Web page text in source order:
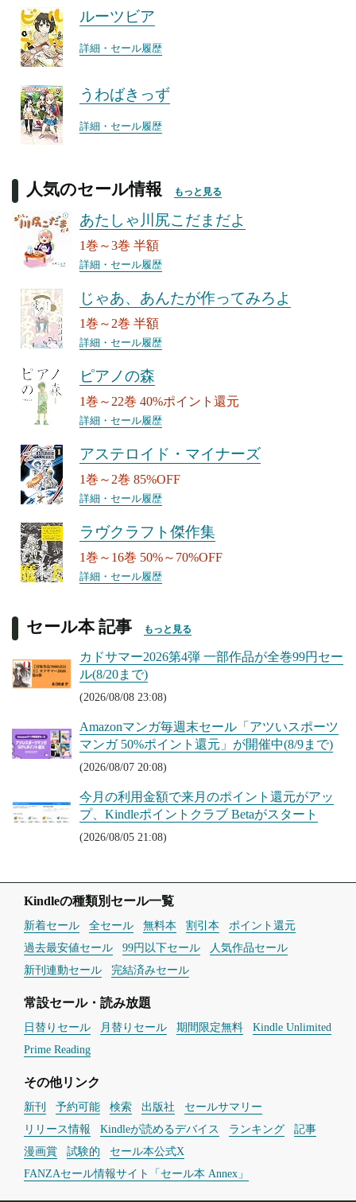
ルーツビア
詳細・セール履歴
うわばきっず
詳細・セール履歴
人気のセール情報 もっと見る
あたしゃ川尻こだまだよ
1巻～3巻 半額
詳細・セール履歴
じゃあ、あんたが作ってみろよ
1巻～2巻 半額
詳細・セール履歴
ピアノの森
1巻～22巻 40%ポイント還元
詳細・セール履歴
アステロイド・マイナーズ
1巻～2巻 85%OFF
詳細・セール履歴
ラヴクラフト傑作集
1巻～16巻 50%～70%OFF
詳細・セール履歴
セール本 記事 もっと見る
カドサマー2026第4弾 一部作品が全巻99円セー
ル(8/20まで)
(2026/08/08 23:08)
Amazonマンガ毎週末セール「アツいスポーツ
マンガ 50%ポイント還元」が開催中(8/9まで)
(2026/08/07 20:08)
今月の利用金額で来月のポイント還元がアッ
プ、Kindleポイントクラブ Betaがスタート
(2026/08/05 21:08)
Kindleの種類別セール一覧
新着セール 全セール 無料本 割引本
ポイント還元
過去最安値セール
99円以下セール
人気作品セール
新刊連動セール
完結済みセール
常設セール・読み放題
日替りセール 月替りセール 期間限定無料
Kindle Unlimited
Prime Reading
その他リンク
新刊 予約可能 検索 出版社
セールサマリー
リリース情報
Kindleが読めるデバイス ランキング
記事
漫画賞
試験的
セール本公式X
FANZAセール情報サイト「セール本 Annex」